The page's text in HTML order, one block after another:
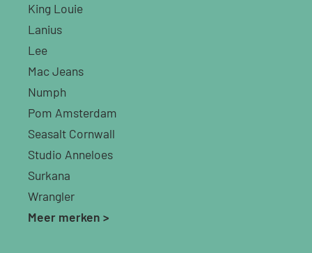
King Louie
Lanius
Lee
Mac Jeans
Numph
Pom Amsterdam
Seasalt Cornwall
Studio Anneloes
Surkana
Wrangler
Meer merken >